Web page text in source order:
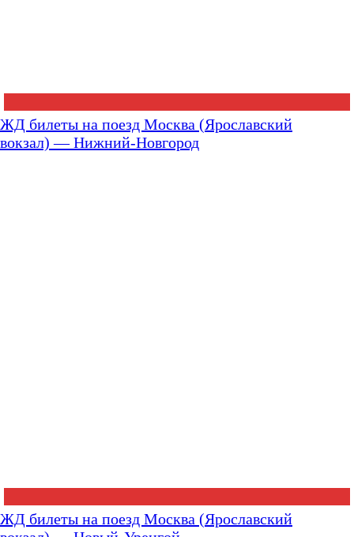
ЖД билеты на поезд Москва (Ярославский
вокзал) — Нижний-Новгород
ЖД билеты на поезд Москва (Ярославский